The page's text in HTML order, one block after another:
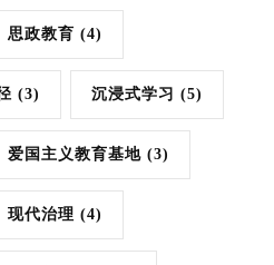
思政教育 (4)
(3) 沉浸式学习 (5)
爱国主义教育基地 (3)
现代治理 (4)